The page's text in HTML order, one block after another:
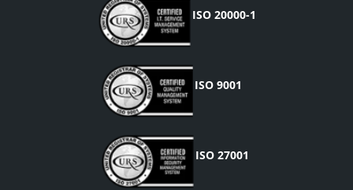
ISO 20000-1
ISO 9001
ISO 27001